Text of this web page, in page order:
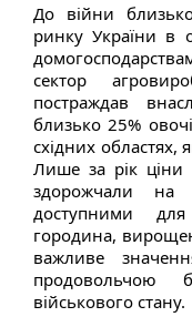
До війни
ринку України в
сектор
постраждав
близько 25%
східних областях,
Лише за рік ціни
здорожчали
доступними
городина,
важливе
продовольчою
військового стану.